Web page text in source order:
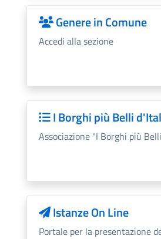
Genere in Comune
Accedi alla sezione
I Borghi più Belli
Associazione "I Borghi più
Istanze On Line
Portale per la presentazione